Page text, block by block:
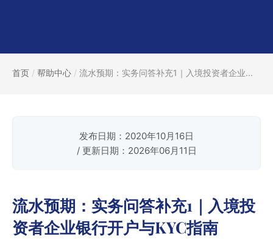
首页 / 帮助中心 / 流水预期：实务问答补充1｜入境投资者企业...
发布日期：2020年10月16日
/ 更新日期：2026年06月11日
流水预期：实务问答补充1｜入境投
资者企业银行开户与KYC指南